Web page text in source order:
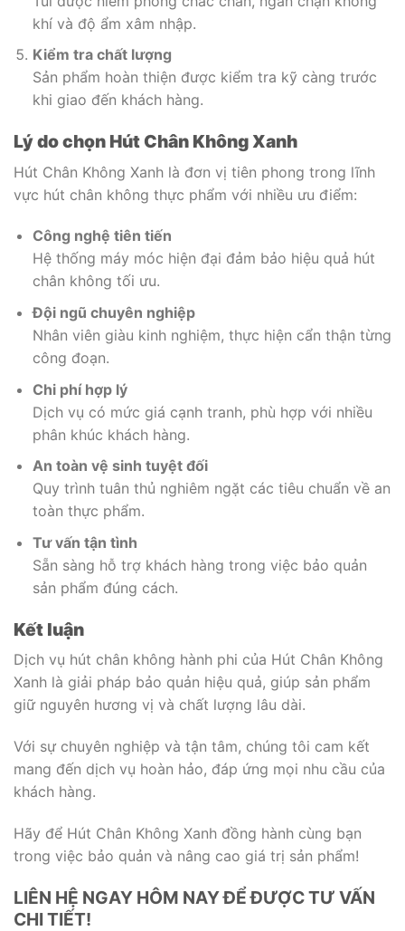
khí và độ ẩm xâm nhập.
Kiểm tra chất lượng
Sản phẩm hoàn thiện được kiểm tra kỹ càng trước
khi giao đến khách hàng.
Lý do chọn Hút Chân Không Xanh
Hút Chân Không Xanh là đơn vị tiên phong trong lĩnh
vực hút chân không thực phẩm với nhiều ưu điểm:
Công nghệ tiên tiến
Hệ thống máy móc hiện đại đảm bảo hiệu quả hút
chân không tối ưu.
Đội ngũ chuyên nghiệp
Nhân viên giàu kinh nghiệm, thực hiện cẩn thận từng
công đoạn.
Chi phí hợp lý
Dịch vụ có mức giá cạnh tranh, phù hợp với nhiều
phân khúc khách hàng.
An toàn vệ sinh tuyệt đối
Quy trình tuân thủ nghiêm ngặt các tiêu chuẩn về an
toàn thực phẩm.
Tư vấn tận tình
Sẵn sàng hỗ trợ khách hàng trong việc bảo quản
sản phẩm đúng cách.
Kết luận
Dịch vụ hút chân không hành phi của Hút Chân Không
Xanh là giải pháp bảo quản hiệu quả, giúp sản phẩm
giữ nguyên hương vị và chất lượng lâu dài.
Với sự chuyên nghiệp và tận tâm, chúng tôi cam kết
mang đến dịch vụ hoàn hảo, đáp ứng mọi nhu cầu của
khách hàng.
Hãy để Hút Chân Không Xanh đồng hành cùng bạn
trong việc bảo quản và nâng cao giá trị sản phẩm!
LIÊN HỆ NGAY HÔM NAY ĐỂ ĐƯỢC TƯ VẤN
CHI TIẾT!